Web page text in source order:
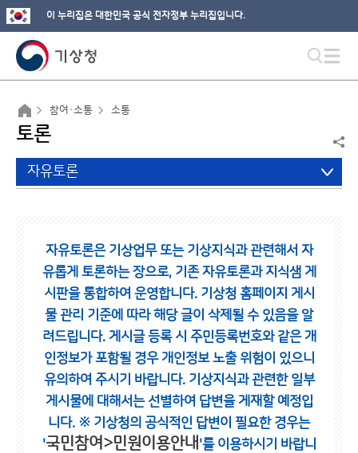
이 누리집은 대한민국 공식 전자정부 누리집입니다.
참여·소통 소통
토론
자유토론
자유토론은 기상업무 또는 기상지식과 관련해서 자
유롭게 토론하는 장으로, 기존 자유토론과 지식샘 게
시판을 통합하여 운영합니다. 기상청 홈페이지 게시
물 관리 기준에 따라 해당 글이 삭제될 수 있음을 알
려드립니다. 게시글 등록 시 주민등록번호와 같은 개
인정보가 포함될 경우 개인정보 노출 위험이 있으니
유의하여 주시기 바랍니다. 기상지식과 관련한 일부
게시물에 대해서는 선별하여 답변을 게재할 예정입
니다. ※ 기상청의 공식적인 답변이 필요한 경우는
'국민참여>민원이용안내 '를 이용하시기 바랍니